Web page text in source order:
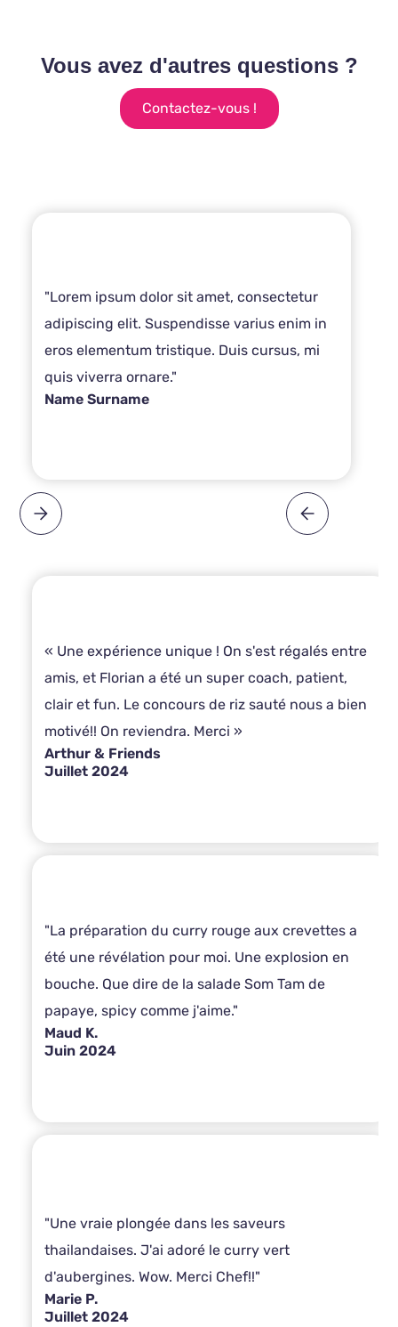
Vous avez d'autres questions ?
Contactez-vous !
"Lorem ipsum dolor sit amet, consectetur
adipiscing elit. Suspendisse varius enim in
eros elementum tristique. Duis cursus, mi
quis viverra ornare."
Name Surname
« Une expérience unique ! On s'est régalés entre
amis, et Florian a été un super coach, patient,
clair et fun. Le concours de riz sauté nous a bien
motivé!! On reviendra. Merci »
Arthur & Friends
Juillet 2024
"La préparation du curry rouge aux crevettes a
été une révélation pour moi. Une explosion en
bouche. Que dire de la salade Som Tam de
papaye, spicy comme j'aime."
Maud K.
Juin 2024
"Une vraie plongée dans les saveurs
thailandaises. J'ai adoré le curry vert
d'aubergines. Wow. Merci Chef!!"
Marie P.
Juillet 2024